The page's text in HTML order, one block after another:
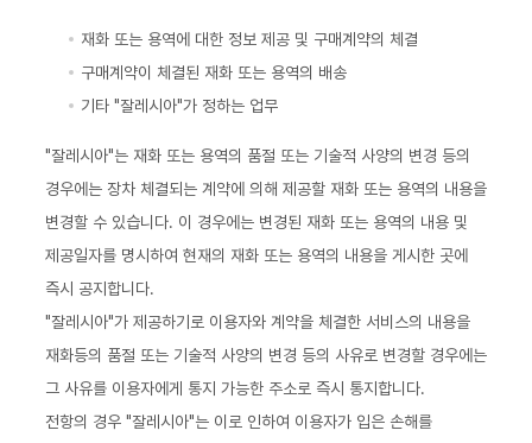
재화 또는 용역에 대한 정보 제공 및 구매계약의 체결
구매계약이 체결된 재화 또는 용역의 배송
기타 "잘레시아"가 정하는 업무
"잘레시아"는 재화 또는 용역의 품절 또는 기술적 사양의 변경 등의
경우에는 장차 체결되는 계약에 의해 제공할 재화 또는 용역의 내용을
변경할 수 있습니다. 이 경우에는 변경된 재화 또는 용역의 내용 및
제공일자를 명시하여 현재의 재화 또는 용역의 내용을 게시한 곳에
즉시 공지합니다.
"잘레시아"가 제공하기로 이용자와 계약을 체결한 서비스의 내용을
재화등의 품절 또는 기술적 사양의 변경 등의 사유로 변경할 경우에는
그 사유를 이용자에게 통지 가능한 주소로 즉시 통지합니다.
전항의 경우 "잘레시아"는 이로 인하여 이용자가 입은 손해를